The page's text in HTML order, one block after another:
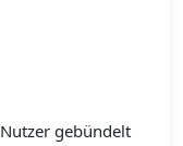
gebündelt